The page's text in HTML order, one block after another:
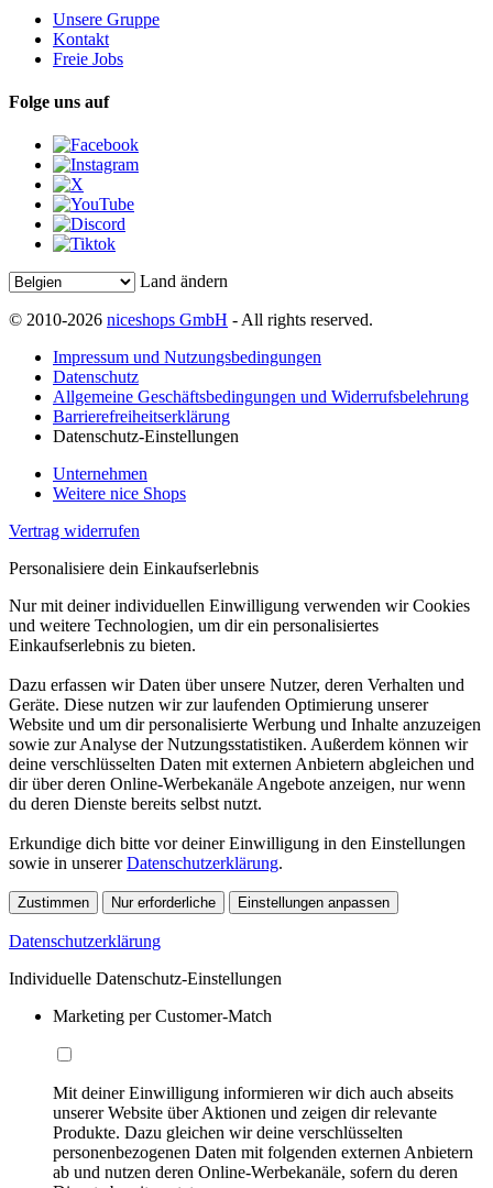
Unsere Gruppe
Kontakt
Freie Jobs
Folge uns auf
Land ändern
© 2010-2026 niceshops GmbH - All rights reserved.
Impressum und Nutzungsbedingungen
Datenschutz
Allgemeine Geschäftsbedingungen und Widerrufsbelehrung
Barrierefreiheitserklärung
Datenschutz-Einstellungen
Unternehmen
Weitere nice Shops
Vertrag widerrufen
Personalisiere dein Einkaufserlebnis
Nur mit deiner individuellen Einwilligung verwenden wir Cookies
und weitere Technologien, um dir ein personalisiertes
Einkaufserlebnis zu bieten.
Dazu erfassen wir Daten über unsere Nutzer, deren Verhalten und
Geräte. Diese nutzen wir zur laufenden Optimierung unserer
Website und um dir personalisierte Werbung und Inhalte anzuzeigen
sowie zur Analyse der Nutzungsstatistiken. Außerdem können wir
deine verschlüsselten Daten mit externen Anbietern abgleichen und
dir über deren Online-Werbekanäle Angebote anzeigen, nur wenn
du deren Dienste bereits selbst nutzt.
Erkundige dich bitte vor deiner Einwilligung in den Einstellungen
sowie in unsererDatenschutzerklärung.
Zustimmen Nur erforderliche Einstellungen anpassen
Datenschutzerklärung
Individuelle Datenschutz-Einstellungen
Marketing per Customer-Match
Mit deiner Einwilligung informieren wir dich auch abseits
unserer Website über Aktionen und zeigen dir relevante
Produkte. Dazu gleichen wir deine verschlüsselten
personenbezogenen Daten mit folgenden externen Anbietern
ab und nutzen deren Online-Werbekanäle, sofern du deren